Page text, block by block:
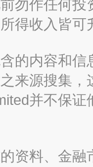
勿作任何
得收入皆可
的内容和
来源搜集
并不保
资料、金